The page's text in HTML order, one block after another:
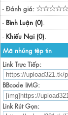
- Đánh giá:
- Bình Luận (0).
- Khiếu Nại (0).
Mã nhúng tệp tin
Link Trực Tiếp:
BBcode IMG:
Link Rút Gọn: